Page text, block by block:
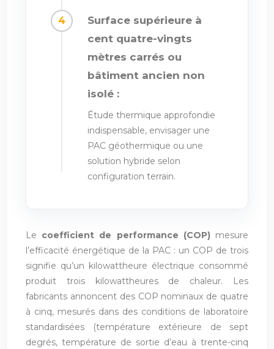
Surface supérieure à
cent quatre-vingts
mètres carrés ou
bâtiment ancien non
isolé :
Étude thermique approfondie
indispensable, envisager une
PAC géothermique ou une
solution hybride selon
configuration terrain.
Le coefficient de performance (COP)mesure
l’efficacité énergétique de la PAC : un COP de trois
signifie qu’un kilowattheure électrique consommé
produit trois kilowattheures de chaleur. Les
fabricants annoncent des COP nominaux de quatre
à cinq, mesurés dans des conditions de laboratoire
standardisées (température extérieure de sept
degrés, température de sortie d’eau à trente-cinq